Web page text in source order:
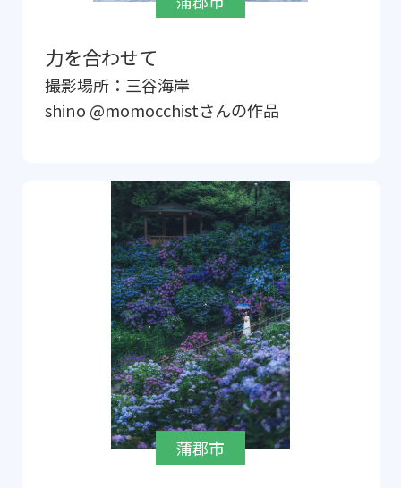
力を合わせて
撮影場所： 三谷海岸
shino @momocchistさんの作品
蒲郡市